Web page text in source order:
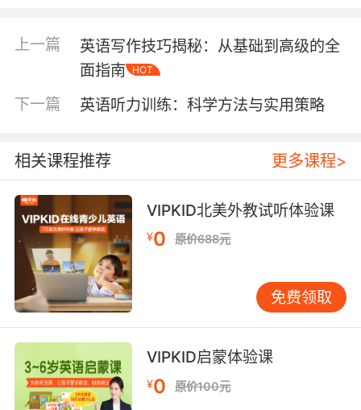
步掌握各种句型和时态，从而准确理解和表达思
想。 再者，培养阅读策略是提升英语文本学习效
率的有效途径。 阅读策略包括预测、略读、细读
和总结等。预测是指在阅读前根据标题、插图等
信息猜测文章内容，这有助于激发阅读兴趣和准
信息，适用于时间紧迫或需要快速了解文章大意
的情况。细读则是逐字逐句地阅读，深入理解文
章的细节和内涵。总结则是在阅读后对文章进行
概括和反思，巩固所学知识。通过灵活运用这些
策略，学习者可以显著提高阅读效率和理解能
力。 此外，写作是英语文本应用的重要环节。 写
作不仅是对所学知识的检验，更是提升语言表达
能力的有效途径。在写作过程中，学习者应注意
文章结构的合理性、语言的准确性和逻辑的严密
性。通过模仿优秀范文、进行写作练习和接受反
馈，学习者可以逐步提高写作水平。同时，写作
也是一个创造性思维的过程，鼓励学习者大胆表
上一篇
英语写作技巧揭秘：从基础到高级的全
面指南
HOT
下一篇 英语听力训练：科学方法与实用策略
相关课程推荐 更多课程>
VIPKID北美外教试听体验课
¥0 原价688元
免费领取
VIPKID启蒙体验课
¥0 原价100元